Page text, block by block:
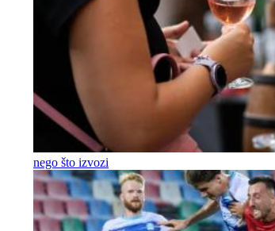
nego što izvozi